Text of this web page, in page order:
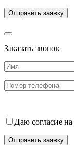
Заказать звонок
Даю согласие на